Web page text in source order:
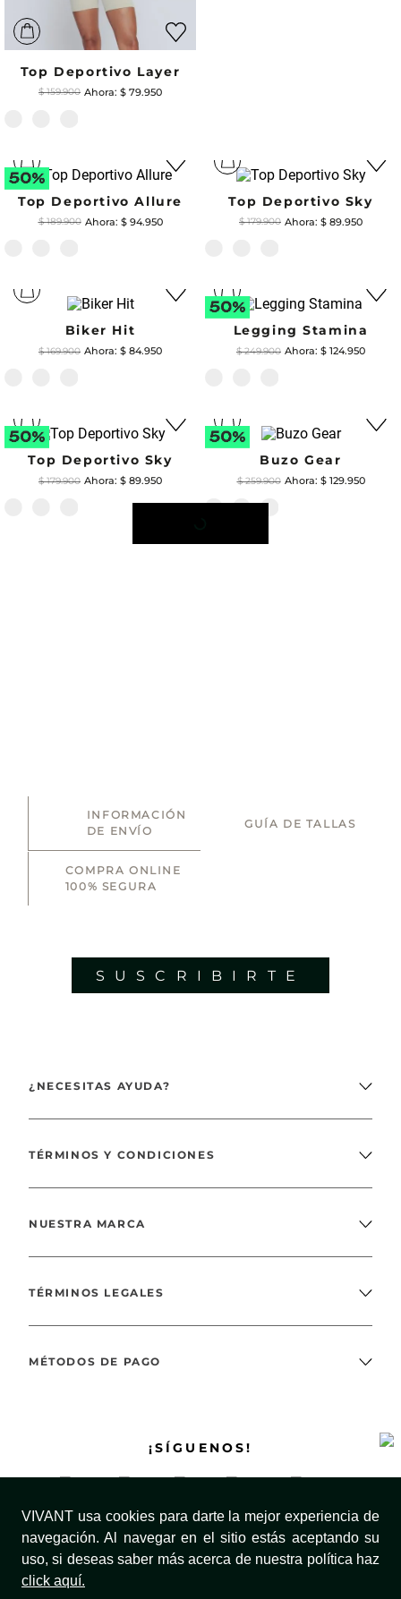
VIVANT usa cookies para darte la mejor experiencia de
navegación. Al navegar en el sitio estás aceptando su
uso, si deseas saber más acerca de nuestra política haz
click aquí.
Top Deportivo Layer
$ 159.900 $ 79.950
Top Deportivo Allure
$ 189.900 $ 94.950
Top Deportivo Sky
$ 179.900 $ 89.950
Biker Hit
$ 169.900 $ 84.950
Legging Stamina
$ 249.900 $ 124.950
Top Deportivo Sky
$ 179.900 $ 89.950
Buzo Gear
$ 259.900 $ 129.950
SUSCRIBIRTE
¿NECESITAS AYUDA?
TÉRMINOS Y CONDICIONES
NUESTRA MARCA
TÉRMINOS LEGALES
MÉTODOS DE PAGO
¡SÍGUENOS!